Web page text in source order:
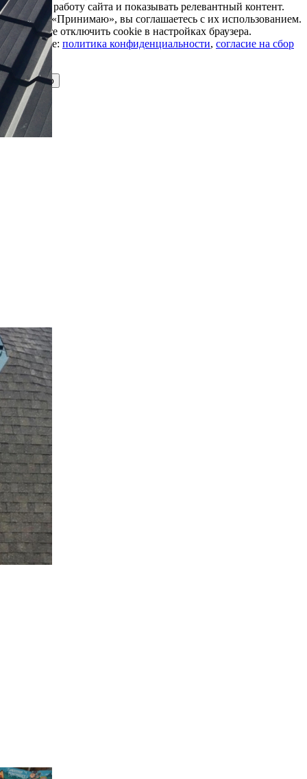
улучшить работу сайта и показывать релевантный контент.
Нажимая «Принимаю», вы соглашаетесь с их использованием.
Вы можете отключить cookie в настройках браузера.
Подробнее: политика конфиденциальности, согласие на сбор
cookie
Принимаю